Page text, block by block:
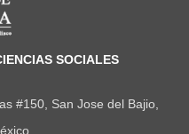
SOCIALES
#150, San Jose del Bajio,